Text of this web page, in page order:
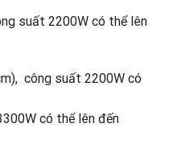
suất 2200W có thể lên
công suất 2200W có
có thể lên đến